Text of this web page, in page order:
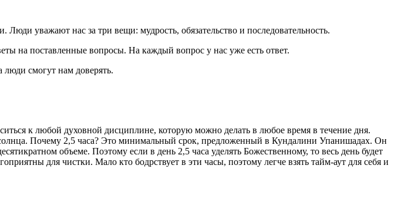
уважают нас за три вещи: мудрость, обязательство и последовательность.
на поставленные вопросы. На каждый вопрос у нас уже есть ответ.
люди смогут нам доверять.
к любой духовной дисциплине, которую можно делать в любое время в течение дня.
Почему 2,5 часа? Это минимальный срок, предложенный в Кундалини Упанишадах. Он
объеме. Поэтому если в день 2,5 часа уделять Божественному, то весь день будет
для чистки. Мало кто бодрствует в эти часы, поэтому легче взять тайм-аут для себя и